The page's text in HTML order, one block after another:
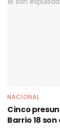
NACIONAL
Cinco
Barrio 18